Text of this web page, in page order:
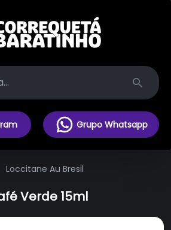
Search
Grupo Whatsapp
Loccitane Au Bresil
Verde 15ml